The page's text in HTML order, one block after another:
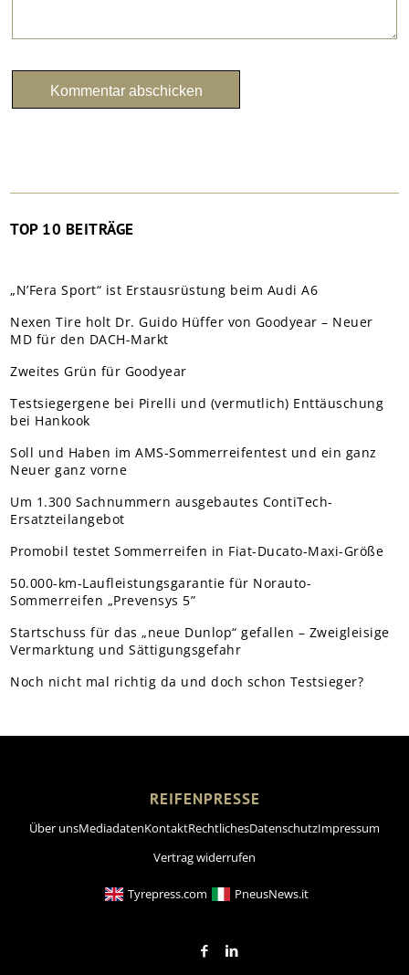
TOP 10 BEITRÄGE
„N’Fera Sport“ ist Erstausrüstung beim Audi A6
Nexen Tire holt Dr. Guido Hüffer von Goodyear – Neuer
MD für den DACH-Markt
Zweites Grün für Goodyear
Testsiegergene bei Pirelli und (vermutlich) Enttäuschung
bei Hankook
Soll und Haben im AMS-Sommerreifentest und ein ganz
Neuer ganz vorne
Um 1.300 Sachnummern ausgebautes ContiTech-
Ersatzteilangebot
Promobil testet Sommerreifen in Fiat-Ducato-Maxi-Größe
50.000-km-Laufleistungsgarantie für Norauto-
Sommerreifen „Prevensys 5”
Startschuss für das „neue Dunlop“ gefallen – Zweigleisige
Vermarktung und Sättigungsgefahr
Noch nicht mal richtig da und doch schon Testsieger?
REIFENPRESSE
Über unsMediadatenKontaktRechtlichesDatenschutzImpressum
Vertrag widerrufen
Tyrepress.com PneusNews.it